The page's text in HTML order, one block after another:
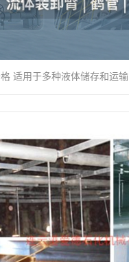
适用于多种液体储存和运输